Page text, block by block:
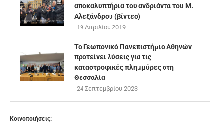
αποκαλυπτήρια του ανδριάντα του Μ.
Αλεξάνδρου (βίντεο)
19 Απριλίου 2019
Το Γεωπονικό Πανεπιστήμιο Αθηνών
προτείνει λύσεις για τις
καταστροφικές πλημμύρες στη
Θεσσαλία
24 Σεπτεμβρίου 2023
Κοινοποιήσεις: